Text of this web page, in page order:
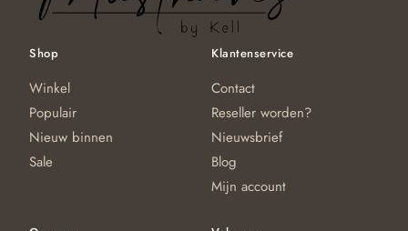
Shop
Winkel
Populair
Nieuw binnen
Sale
Klantenservice
Contact
Reseller worden?
Nieuwsbrief
Blog
Mijn account